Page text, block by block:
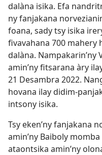
dalàna isika. Efa
ny fanjakana
foana, sady tsy isika
fivavahana 700 mahery
dalàna. Nampakarin’ny
amin’ny fitsarana àry
21 Desambra 2022.
hovana ilay didim-
intsony isika.
Tsy eken’ny fanjakana
amin’ny Baiboly
ataontsika amin’ny